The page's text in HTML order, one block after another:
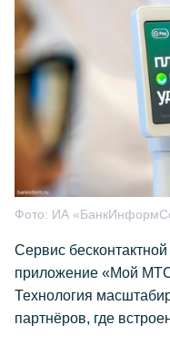
Фото: ИА
Сервис
приложение «Мой
Технология
партнёров, где